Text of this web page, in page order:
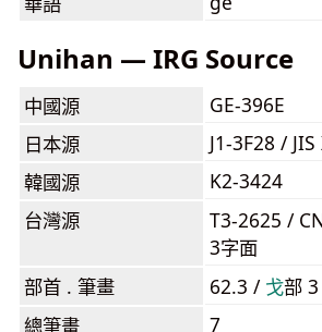
Unihan — IRG Source
中國源
GE-396E
日本源
J1-3F28 /
韓國源
K2-3424
台灣源
T3-2625 /
3字面
部首 . 筆畫
62.3 / ⼽部
總筆畫
7